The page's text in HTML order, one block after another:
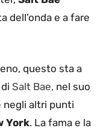
dell’onda e a fare
questo sta a
Salt Bae, nel suo
negli altri punti
York. La fama e la